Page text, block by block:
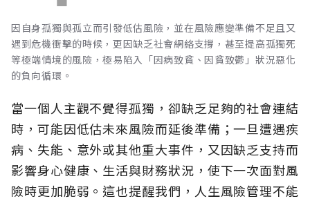
因自身孤獨與孤立而引發低估風險，並在風險應變準備不足且又
遇到危機衝擊的時候，更因缺乏社會網絡支撐，甚至提高孤獨死
等極端情境的風險，極易陷入「因病致貧、因貧致鬱」狀況惡化
的負向循環。
當一個人主觀不覺得孤獨，卻缺乏足夠的社會連結
時，可能因低估未來風險而延後準備；一旦遭遇疾
病、失能、意外或其他重大事件，又因缺乏支持而
影響身心健康、生活與財務狀況，使下一次面對風
險時更加脆弱。這也提醒我們，人生風險管理不能